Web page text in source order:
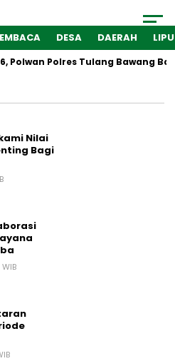
DESA DAERAH
Polwan Polres Tulang Bawang
Nilai
Bagi